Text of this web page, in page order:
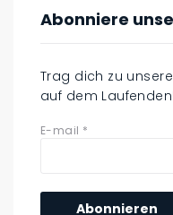
Abonniere
Trag dich zu
auf dem Laufenden!
E-mail *